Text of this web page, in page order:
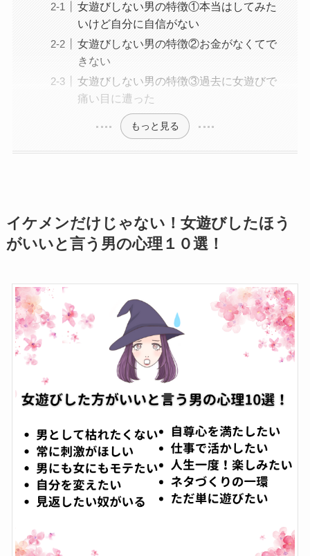
女遊びしない男の特徴①本当はしてみた
いけど自分に自信がない
女遊びしない男の特徴②お金がなくてで
きない
女遊びしない男の特徴③過去に女遊びで
痛い目に遭った
もっと見る
イケメンだけじゃない！女遊びしたほう
がいいと言う男の心理１０選！